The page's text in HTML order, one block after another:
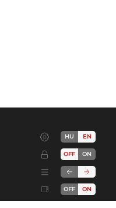
HU EN
OFF ON
OFF ON